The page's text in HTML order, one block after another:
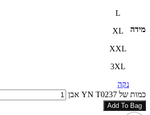
מידה
L
XL
XXL
3XL
נקה
כמות של YN T0237 אבן
Add To Bag